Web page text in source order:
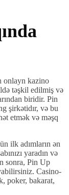
onlayn kazino
təşkil edilmiş və
biridir. Pin
şirkətidır, və bu
etmək və məşq
ilk adımların ən
yaradın və
sonra, Pin Up
Casino-
poker, bakarat,